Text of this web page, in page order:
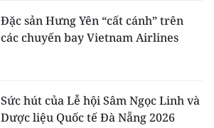
Đặc sản Hưng Yên “cất cánh” trên
các chuyến bay Vietnam Airlines
Sức hút của Lễ hội Sâm Ngọc Linh và
Dược liệu Quốc tế Đà Nẵng 2026